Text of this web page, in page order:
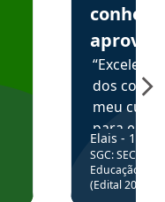
aprova
dos
meu
para
colocar
através
de
Elais - 15/
SGC: SEC BA
Educação
(Edital